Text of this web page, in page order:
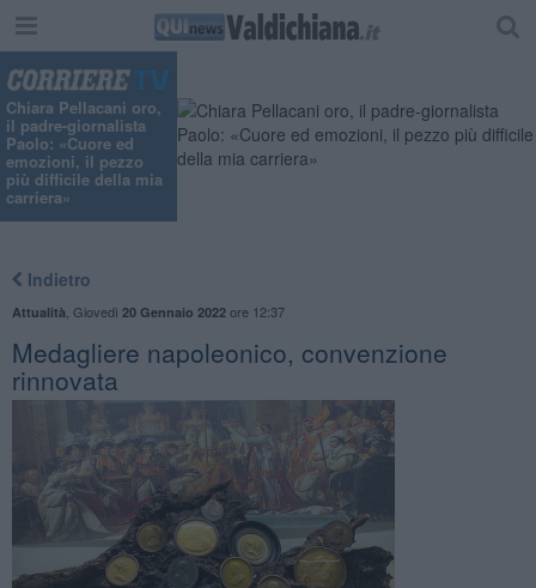
Chiara Pellacani oro,
il padre-giornalista
Paolo: «Cuore ed
emozioni, il pezzo
più difficile della mia
carriera»
Indietro
Attualità Giovedì 20 Gennaio 2022ore 12:37
Medagliere napoleonico, convenzione
rinnovata